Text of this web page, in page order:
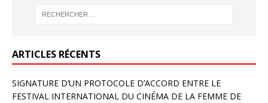
ARTICLES RÉCENTS
SIGNATURE D’UN PROTOCOLE D’ACCORD ENTRE LE
FESTIVAL INTERNATIONAL DU CINÉMA DE LA FEMME DE